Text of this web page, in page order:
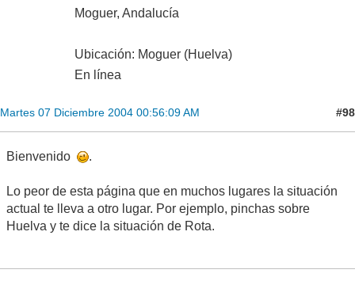
Moguer, Andalucía
Ubicación: Moguer (Huelva)
En línea
Martes 07 Diciembre 2004 00:56:09 AM #98
Bienvenido .
Lo peor de esta página que en muchos lugares la situación
actual te lleva a otro lugar. Por ejemplo, pinchas sobre
Huelva y te dice la situación de Rota.